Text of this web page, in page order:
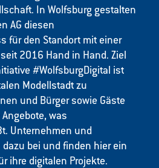
In Wolfsburg gestalten
AG diesen
für den Standort mit einer
2016 Hand in Hand. Ziel
#WolfsburgDigital ist
Modellstadt zu
und Bürger sowie Gäste
was
Unternehmen und
bei und finden hier ein
ihre digitalen Projekte.